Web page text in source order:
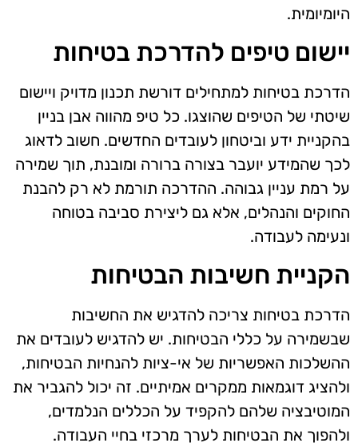
היומיומית.
יישום טיפים להדרכת בטיחות
הדרכת בטיחות למתחילים דורשת תכנון מדויק ויישום
שיטתי של הטיפים שהוצגו. כל טיפ מהווה אבן בניין
בהקניית ידע וביטחון לעובדים החדשים. חשוב לדאוג
לכך שהמידע יועבר בצורה ברורה ומובנת, תוך שמירה
על רמת עניין גבוהה. ההדרכה תורמת לא רק להבנת
החוקים והנהלים, אלא גם ליצירת סביבה בטוחה
ונעימה לעבודה.
הקניית חשיבות הבטיחות
הדרכת בטיחות צריכה להדגיש את החשיבות
שבשמירה על כללי הבטיחות. יש להדגיש לעובדים את
ההשלכות האפשריות של אי-ציות להנחיות הבטיחות,
ולהציג דוגמאות ממקרים אמיתיים. זה יכול להגביר את
המוטיבציה שלהם להקפיד על הכללים הנלמדים,
ולהפוך את הבטיחות לערך מרכזי בחיי העבודה.